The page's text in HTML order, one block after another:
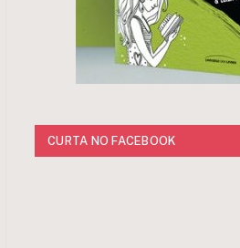
CURTA NO FACEBOOK